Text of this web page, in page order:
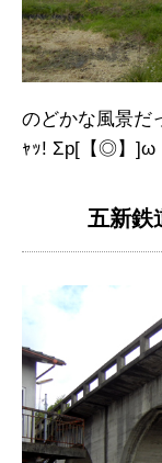
のどかな風景だ
ｬｯ! Σp[【◎】]ω
五新鉄